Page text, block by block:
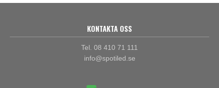
KONTAKTA OSS
Tel. 08 410 71 111
info@spotiled.se